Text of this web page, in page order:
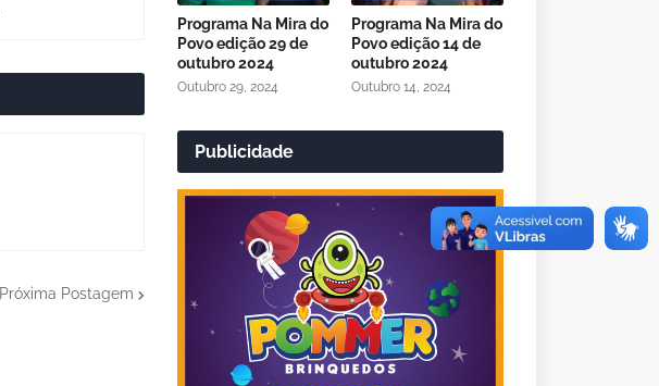
Próxima Postagem
Programa Na Mira do
Povo edição 29 de
outubro 2024
Outubro 29, 2024
Programa Na Mira do
Povo edição 14 de
outubro 2024
Outubro 14, 2024
Publicidade